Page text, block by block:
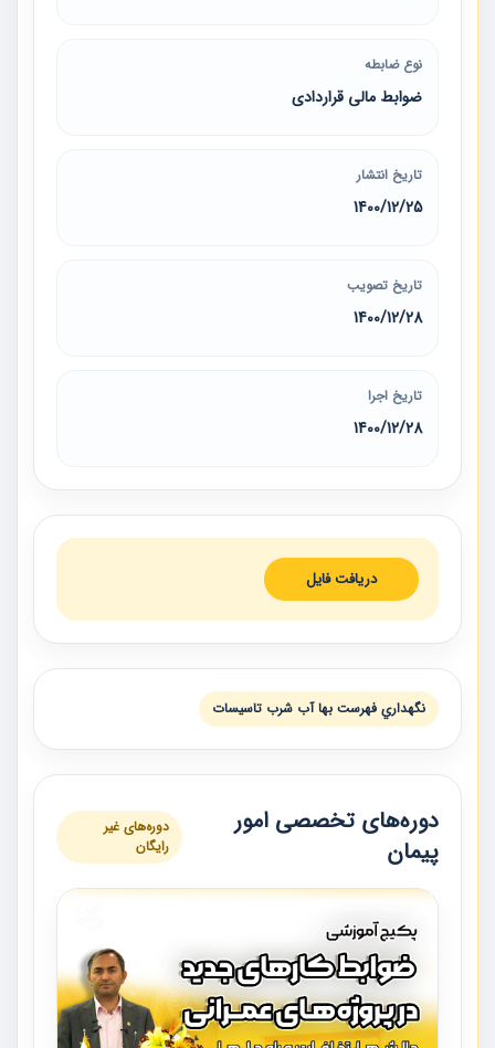
نوع ضابطه
ضوابط مالی قراردادی
تاریخ انتشار
1400/12/25
تاریخ تصویب
1400/12/28
تاریخ اجرا
1400/12/28
دریافت فایل
نگهداري فهرست بها آب شرب تاسيسات
دوره‌های تخصصی امور
پیمان
دوره‌های غیر
رایگان